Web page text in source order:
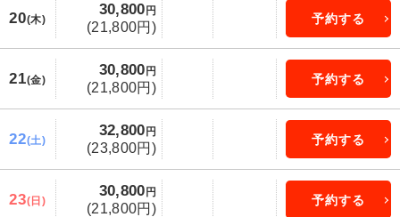
20(木)
30,800 円
(21,800円)
予約する
21(金)
30,800 円
(21,800円)
予約する
22(土)
32,800 円
(23,800円)
予約する
23(日)
30,800 円
(21,800円)
予約する